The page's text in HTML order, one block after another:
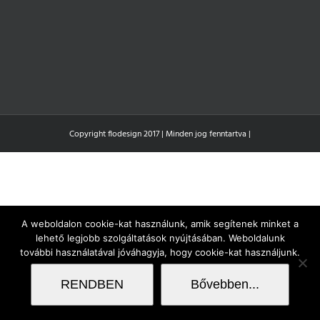
Copyright flodesign 2017 | Minden jog fenntartva |
A weboldalon cookie-kat használunk, amik segítenek minket a
lehető legjobb szolgáltatások nyújtásában. Weboldalunk
további használatával jóváhagyja, hogy cookie-kat használjunk.
RENDBEN Bővebben...